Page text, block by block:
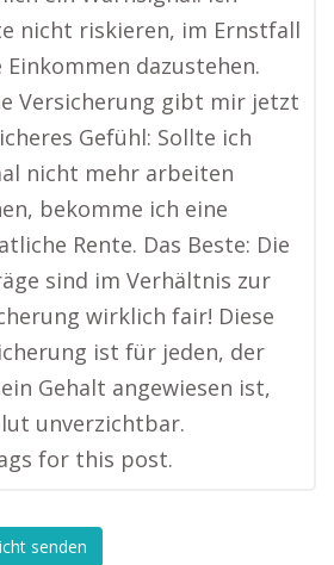
nicht riskieren, im Ernstfall
Einkommen dazustehen.
Versicherung gibt mir jetzt
Gefühl: Sollte ich
nicht mehr arbeiten
bekomme ich eine
Rente. Das Beste: Die
sind im Verhältnis zur
wirklich fair! Diese
ist für jeden, der
Gehalt angewiesen ist,
unverzichtbar.
for this post.
senden